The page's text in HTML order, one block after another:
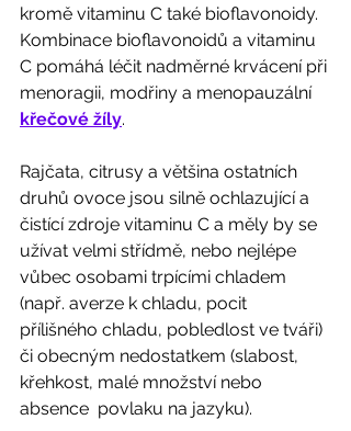
kromě vitaminu C také bioflavonoidy.
Kombinace bioflavonoidů a vitaminu
C pomáhá léčit nadměrné krvácení při
menoragii, modřiny a menopauzální
křečové žíly.
Rajčata, citrusy a většina ostatních
druhů ovoce jsou silně ochlazující a
čistící zdroje vitaminu C a měly by se
užívat velmi střídmě, nebo nejlépe
vůbec osobami trpícími chladem
(např. averze k chladu, pocit
přílišného chladu, pobledlost ve tváři)
či obecným nedostatkem (slabost,
křehkost, malé množství nebo
absence  povlaku na jazyku).